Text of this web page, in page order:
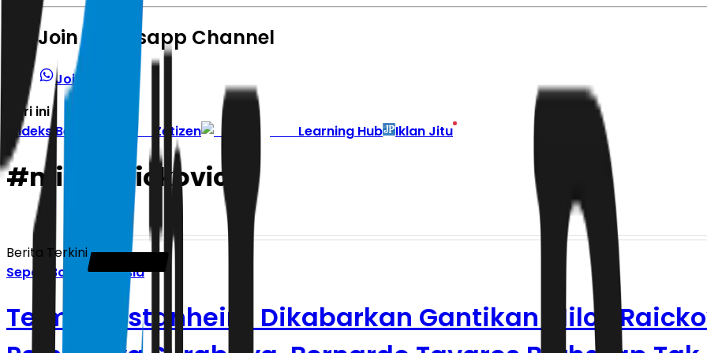
Join Whatsapp Channel
Join Channel
Hari ini
Indeks Berita Zetizen Learning Hub Iklan Jitu
#milos raickovic
Berita Terkini
Sepak Bola Indonesia
Telmo Castanheira Dikabarkan Gantikan Milos